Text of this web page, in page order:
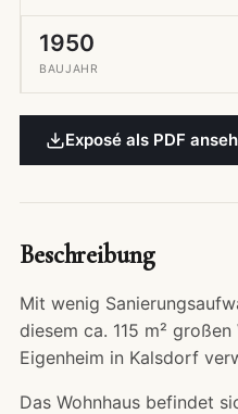
1950
BAUJAHR
Exposé als PDF
Beschreibung
Mit wenig
diesem ca. 115 m²
Eigenheim in Kalsdorf
Das Wohnhaus befindet